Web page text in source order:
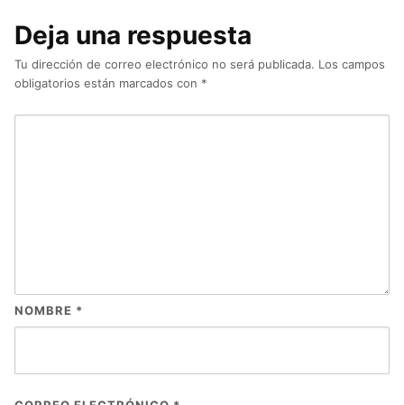
Deja una respuesta
Tu dirección de correo electrónico no será publicada. Los campos
obligatorios están marcados con *
NOMBRE *